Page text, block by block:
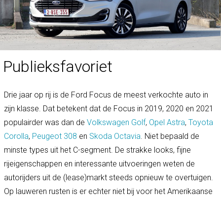
Publieksfavoriet
Drie jaar op rij is de Ford Focus de meest verkochte auto in
zijn klasse. Dat betekent dat de Focus in 2019, 2020 en 2021
populairder was dan de Volkswagen Golf, Opel Astra, Toyota
Corolla, Peugeot 308 en Skoda Octavia. Niet bepaald de
minste types uit het C-segment. De strakke looks, fijne
rijeigenschappen en interessante uitvoeringen weten de
autorijders uit de (lease)markt steeds opnieuw te overtuigen.
Op lauweren rusten is er echter niet bij voor het Amerikaanse